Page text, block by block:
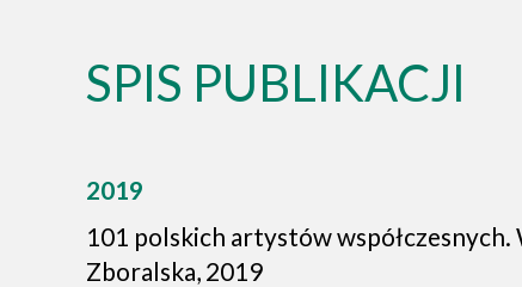
SPIS PUBLIKACJI
2019
101 polskich artystów
Zboralska, 2019